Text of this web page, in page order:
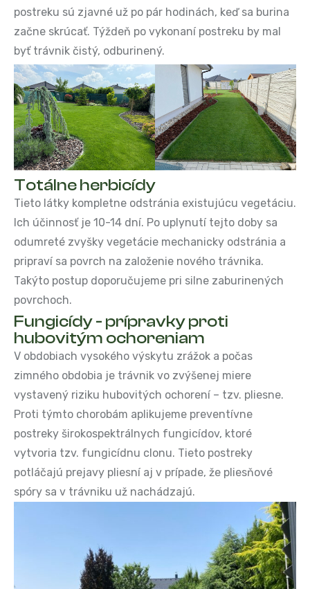
postreku sú zjavné už po pár hodinách, keď sa burina
začne skrúcať. Týždeň po vykonaní postreku by mal
byť trávnik čistý, odburinený.
Totálne herbicídy
Tieto látky kompletne odstránia existujúcu vegetáciu.
Ich účinnosť je 10-14 dní. Po uplynutí tejto doby sa
odumreté zvyšky vegetácie mechanicky odstránia a
pripraví sa povrch na založenie nového trávnika.
Takýto postup doporučujeme pri silne zaburinených
povrchoch.
Fungicídy - prípravky proti
hubovitým ochoreniam
V obdobiach vysokého výskytu zrážok a počas
zimného obdobia je trávnik vo zvýšenej miere
vystavený riziku hubovitých ochorení – tzv. pliesne.
Proti týmto chorobám aplikujeme preventívne
postreky širokospektrálnych fungicídov, ktoré
vytvoria tzv. fungicídnu clonu. Tieto postreky
potláčajú prejavy pliesní aj v prípade, že pliesňové
spóry sa v trávniku už nachádzajú.